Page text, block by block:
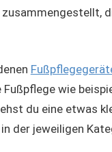
wie
du eine etwas
der jeweiligen